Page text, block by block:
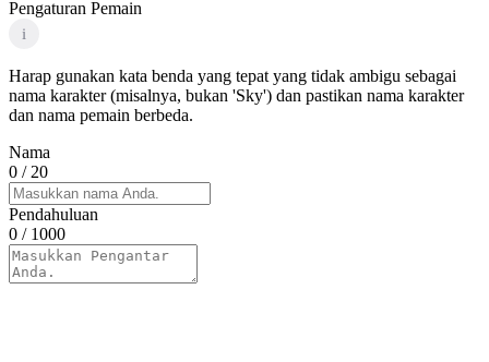
Pengaturan Pemain
i
Harap gunakan kata benda yang tepat yang tidak ambigu sebagai
nama karakter (misalnya, bukan 'Sky') dan pastikan nama karakter
dan nama pemain berbeda.
Nama
0 / 20
Pendahuluan
0 / 1000